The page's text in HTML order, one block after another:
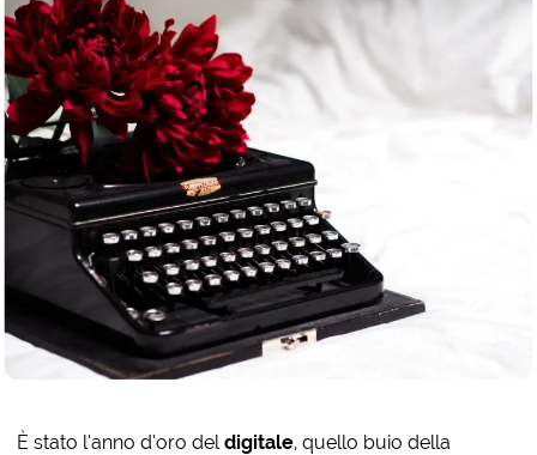
È stato l’anno d’oro deldigitale, quello buio della